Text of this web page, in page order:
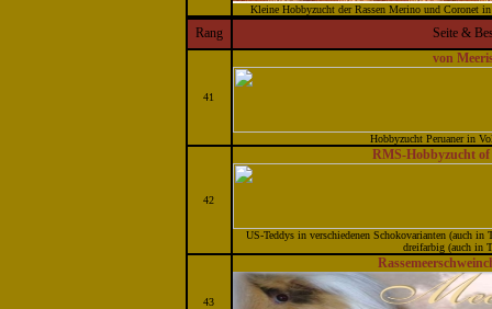
Kleine Hobbyzucht der Rassen Merino und Coronet
Rang Seite &
41
von
Hobbyzucht Peruaner in
42
RMS-Hobbyzucht
US-Teddys in verschiedenen Schokovarianten (auch
dreifarbig (auch in
43